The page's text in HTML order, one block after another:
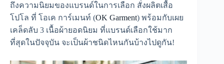
ถึงความนิยมของแบรนด์ในการเลือก สั่งผลิตเสื้อ
โปโล ที่ โอเค การ์เมนท์ (OK Garment) พร้อมกับเผย
เคล็ดลับ 3 เนื้อผ้ายอดนิยม ที่แบรนด์เลือกใช้มาก
ที่สุดในปัจจุบัน จะเป็นผ้าชนิดไหนกันบ้างไปดูกัน!